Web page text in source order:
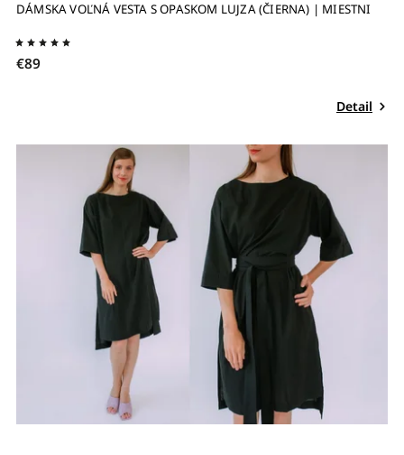
DÁMSKA VOĽNÁ VESTA S OPASKOM LUJZA (ČIERNA) | MIESTNI
€89
Detail